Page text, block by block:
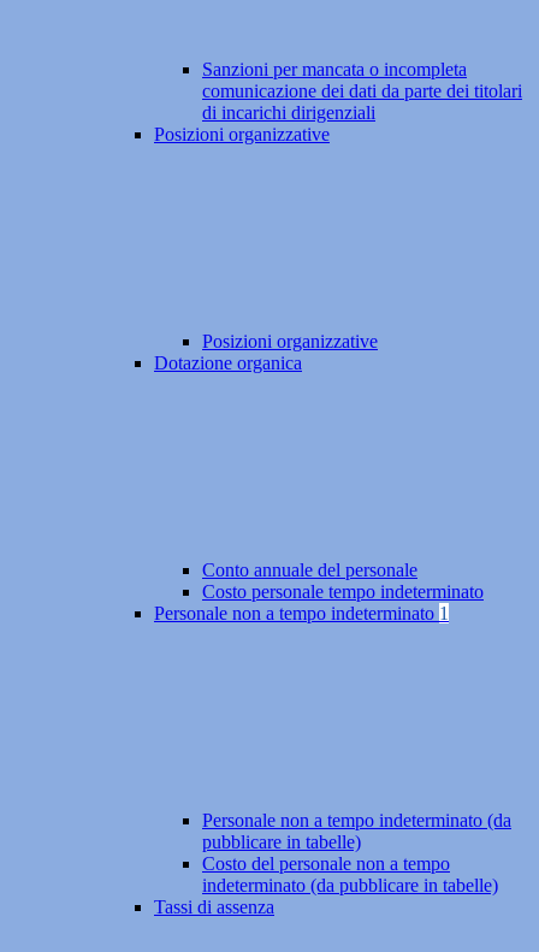
Sanzioni per mancata o incompleta
comunicazione dei dati da parte dei titolari
di incarichi dirigenziali
Posizioni organizzative
Posizioni organizzative
Dotazione organica
Conto annuale del personale
Costo personale tempo indeterminato
Personale non a tempo indeterminato 1
Personale non a tempo indeterminato (da
pubblicare in tabelle)
Costo del personale non a tempo
indeterminato (da pubblicare in tabelle)
Tassi di assenza